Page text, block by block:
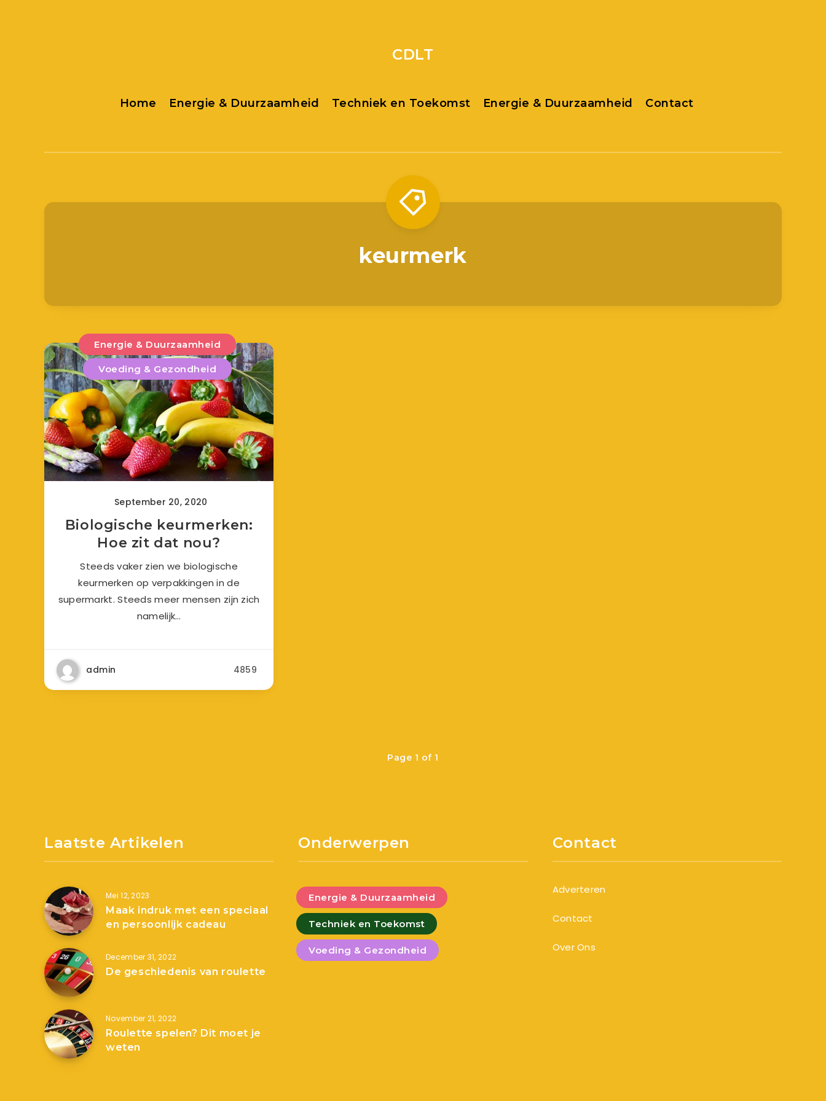
CDLT
Home Energie & Duurzaamheid Techniek en Toekomst Energie & Duurzaamheid Contact
keurmerk
Energie & Duurzaamheid
Voeding & Gezondheid
September 20, 2020
Biologische keurmerken:
Hoe zit dat nou?
Steeds vaker zien we biologische
keurmerken op verpakkingen in de
supermarkt. Steeds meer mensen zijn zich
namelijk…
admin 4859
Page 1 of 1
Laatste Artikelen
Mei 12, 2023
Maak indruk met een speciaal
en persoonlijk cadeau
December 31, 2022
De geschiedenis van roulette
November 21, 2022
Roulette spelen? Dit moet je
weten
Onderwerpen
Energie & Duurzaamheid
Techniek en Toekomst
Voeding & Gezondheid
Contact
Adverteren
Contact
Over Ons